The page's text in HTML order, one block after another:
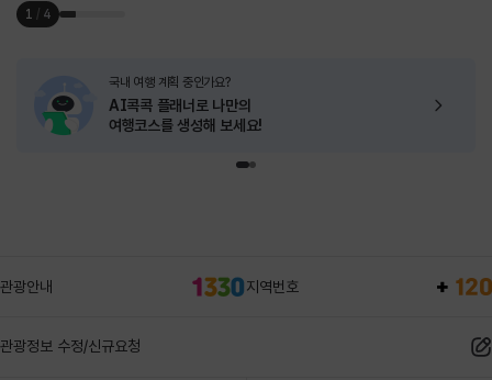
1 / 4
국내 여행 계획 중인가요?
AI콕콕 플래너로 나만의
여행코스를 생성해 보세요!
관광안내 지역번호
관광정보 수정/신규요청